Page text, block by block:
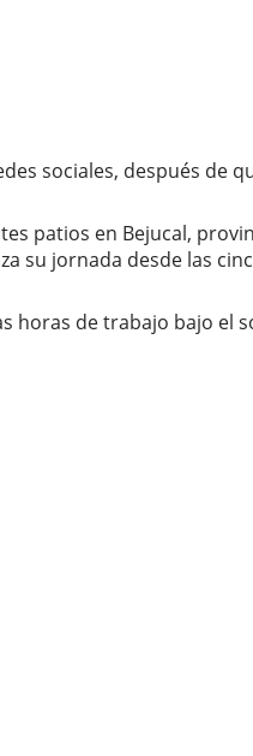
sociales, después de
patios en Bejucal,
su jornada desde las
de trabajo bajo el